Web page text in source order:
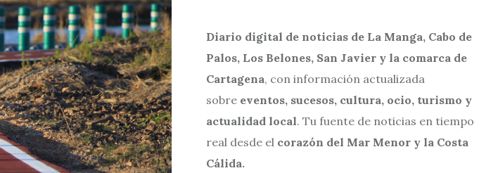
Diario digital de noticias de La Manga, Cabo de
Palos, Los Belones, San Javier y la comarca de
Cartagena, con información actualizada
sobre eventos, sucesos, cultura, ocio, turismo y
actualidad local. Tu fuente de noticias en tiempo
real desde el corazón del Mar Menor y la Costa
Cálida.